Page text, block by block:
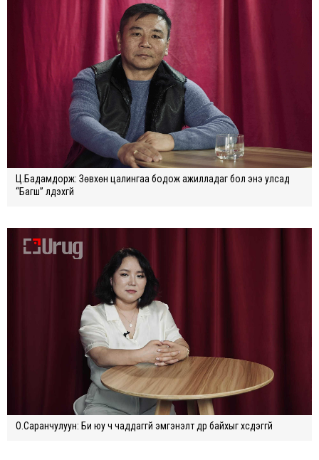
Ц.Бадамдорж: Зөвхөн цалингаа бодож ажилладаг бол энэ улсад
“Багш” үлдэхгүй
О.Саранчулуун: Би юу ч чаддаггүй эмгэнэлт дүр байхыг хүсдэггүй